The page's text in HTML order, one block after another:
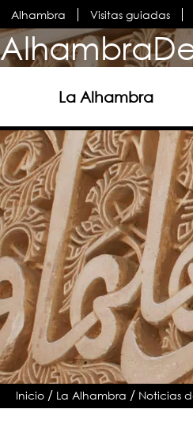
Alhambra Visitas guiadas
La Alhambra
Inicio / La Alhambra / Noticias